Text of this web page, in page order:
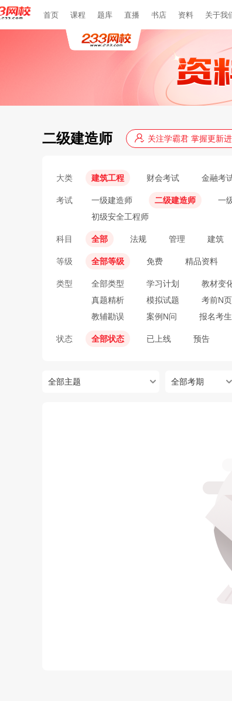
首页 课程 题库 直播 书店 资料 关于我
二级建造师 关注学霸君 掌握更新
大类 建筑工程 财会考试 金融考
考试 一级建造师 二级建造师 一
初级安全工程师
科目 全部 法规 管理 建筑
等级 全部等级 免费 精品资料
类型 全部类型 学习计划 教材变
真题精析
模拟试题 考前N
教辅勘误
案例N问 报名考
状态 全部状态 已上线 预告
全部主题 全部考期